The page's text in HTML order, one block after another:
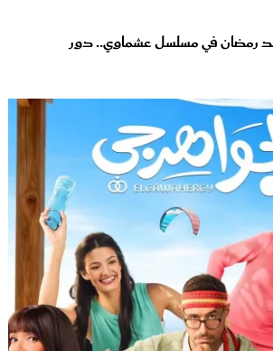
رمضان في مسلسل عشماوي.. دور